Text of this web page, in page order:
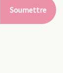
Soumettre